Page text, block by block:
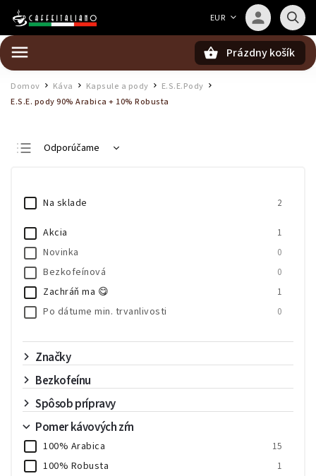
EUR
Prázdny košík
Domov Káva Kapsule a pody E.S.E.Pody
E.S.E. pody 90% Arabica + 10% Robusta
Odporúčame
Abecedne
Na sklade 2
Akcia 1
Novinka 0
Bezkofeínová 0
Zachráň ma 😋 1
Po dátume min. trvanlivosti 0
Značky
Bezkofeínu
Spôsob prípravy
Pomer kávových zŕn
100% Arabica 15
100% Robusta 1
Barista — poradca Caffeitaliano